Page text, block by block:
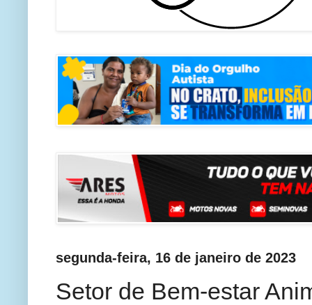
segunda-feira, 16 de janeiro de 2023
Setor de Bem-estar